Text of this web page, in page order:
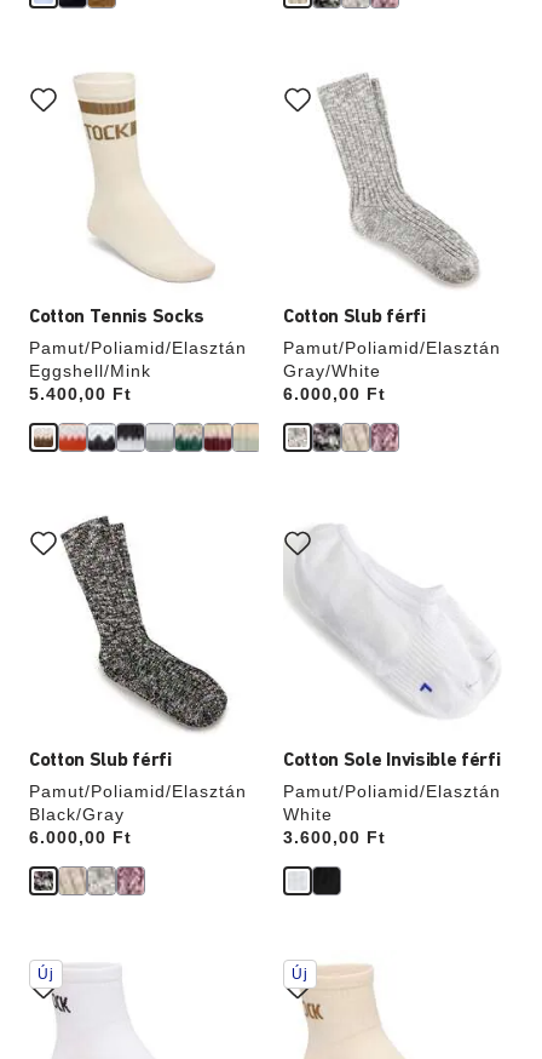
Cotton Tennis Socks
Pamut/Poliamid/Elasztán
Eggshell/Mink
Price:
5.400,00 Ft
színpalettával
való
interakció
termékképet
Cotton Slub férfi
Pamut/Poliamid/Elasztán
Gray/White
Price:
6.000,00 Ft
színpalettával
való
interakció
termékképet
Cotton Slub férfi
Pamut/Poliamid/Elasztán
Black/Gray
Price:
6.000,00 Ft
színpalettával
való
interakció
termékképet
Cotton Sole Invisible férfi
Pamut/Poliamid/Elasztán
White
Price:
3.600,00 Ft
színpalettával
való
frissíti
termékképet
A
színpalettával
való
frissíti
Új
A
színpalettával
való
interakció
frissíti
Új